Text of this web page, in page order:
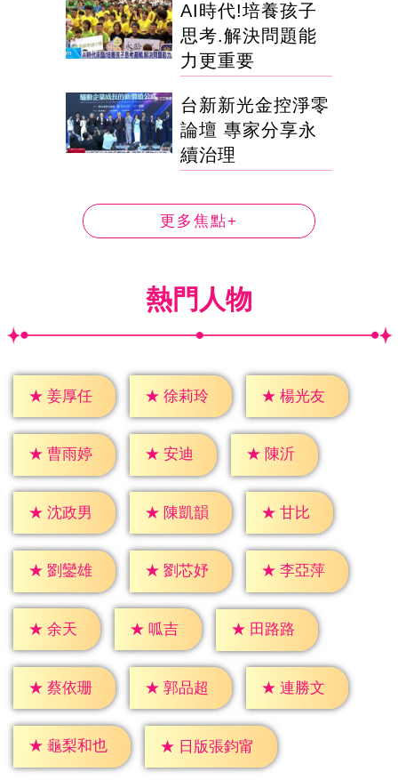
AI時代!培養孩子
思考.解決問題能
力更重要
台新新光金控淨零
論壇 專家分享永
續治理
更多焦點+
熱門人物
★ 姜厚任 ★ 徐莉玲 ★ 楊光友
★ 曹雨婷 ★ 安迪 ★ 陳沂
★ 沈政男 ★ 陳凱韻 ★ 甘比
★ 劉鑾雄 ★ 劉芯妤 ★ 李亞萍
★ 余天 ★ 呱吉 ★ 田路路
★ 蔡依珊 ★ 郭品超 ★ 連勝文
★ 龜梨和也 ★ 日版張鈞甯